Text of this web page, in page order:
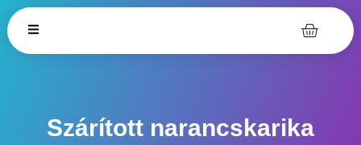
Szárított narancskarika